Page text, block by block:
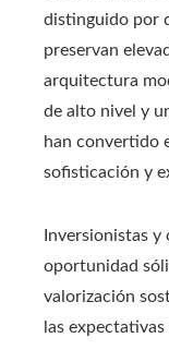
distinguido por
preservan
arquitectura
de alto nivel y
han convertido
sofisticación y
Inversionistas
oportunidad
valorización
las